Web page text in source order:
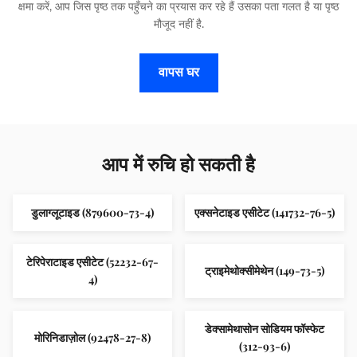
क्षमा करें, आप जिस पृष्ठ तक पहुँचने का प्रयास कर रहे हैं उसका पता गलत है या पृष्ठ
मौजूद नहीं है.
वापस घर
आप में रुचि हो सकती है
डुलाग्लूटाइड (879600-73-4) एक्सनेटाइड एसीटेट (141732-76-5)
टेरिपेराटाइड एसीटेट (52232-67-
4)
ट्राइमेथोक्सीमेथेन (149-73-5)
मोरिनिडाज़ोल (92478-27-8)
डेक्सामेथासोन सोडियम फॉस्फेट
(312-93-6)